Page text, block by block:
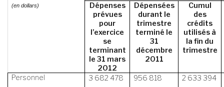
(en dollars)
Dépenses
prévues
pour
l’exercice
se
terminant
le 31 mars
2012
Dépensées
durant le
trimestre
terminé le
31
décembre
2011
Cumul
des
crédits
utilisés à
la fin du
trimestre
Personnel 3 682 478 956 818 2 633 394